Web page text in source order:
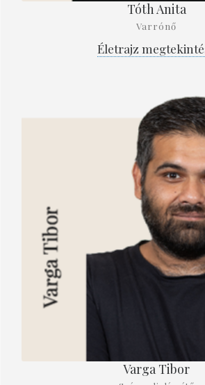
Tóth Anita
Varrónő
Életrajz
Varga Tibor